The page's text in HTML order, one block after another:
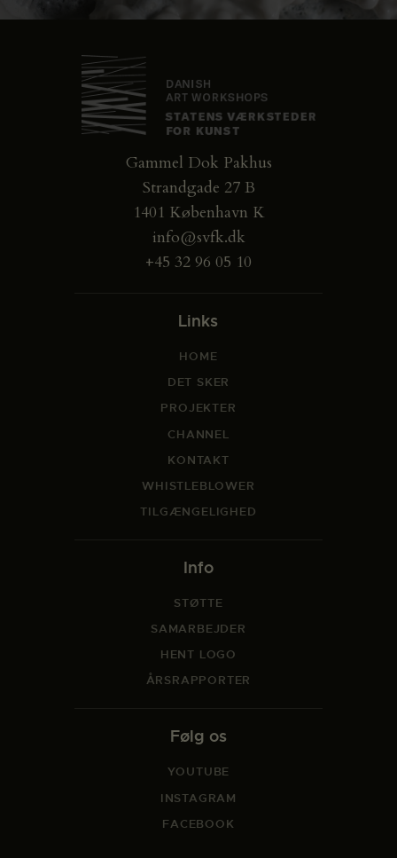
Gammel Dok Pakhus
Strandgade 27 B
1401 København K
info@svfk.dk
+45 32 96 05 10
Links
HOME
DET SKER
PROJEKTER
CHANNEL
KONTAKT
WHISTLEBLOWER
TILGÆNGELIGHED
Info
STØTTE
SAMARBEJDER
HENT LOGO
ÅRSRAPPORTER
Følg os
YOUTUBE
INSTAGRAM
FACEBOOK